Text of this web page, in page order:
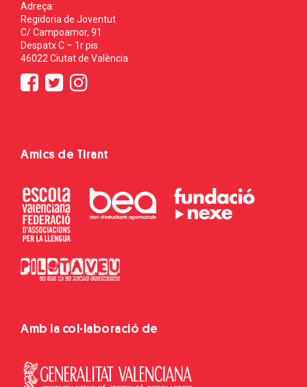
Adreça:
Regidoria de Joventut
C/ Campoamor, 91
Despatx C – 1r pis
46022 Ciutat de València
Amics de Tirant
Amb la col·laboració de